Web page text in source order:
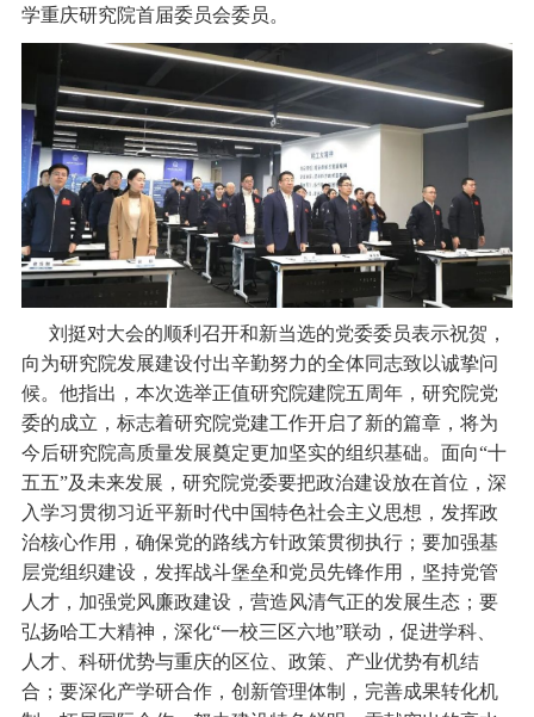
学重庆研究院首届委员会委员。
刘挺对大会的顺利召开和新当选的党委委员表示祝贺，
向为研究院发展建设付出辛勤努力的全体同志致以诚挚问
候。他指出，本次选举正值研究院建院五周年，研究院党
委的成立，标志着研究院党建工作开启了新的篇章，将为
今后研究院高质量发展奠定更加坚实的组织基础。面向“十
五五”及未来发展，研究院党委要把政治建设放在首位，深
入学习贯彻习近平新时代中国特色社会主义思想，发挥政
治核心作用，确保党的路线方针政策贯彻执行；要加强基
层党组织建设，发挥战斗堡垒和党员先锋作用，坚持党管
人才，加强党风廉政建设，营造风清气正的发展生态；要
弘扬哈工大精神，深化“一校三区六地”联动，促进学科、
人才、科研优势与重庆的区位、政策、产业优势有机结
合；要深化产学研合作，创新管理体制，完善成果转化机